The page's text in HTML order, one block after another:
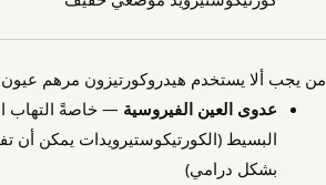
من يجب ألا يستخدم هيدروكورتيزون مرهم
عدوى العين الفيروسية — خاصةً التهاب
البسيط (الكورتيكوستيرويدات يمكن أن
بشكل درامي)